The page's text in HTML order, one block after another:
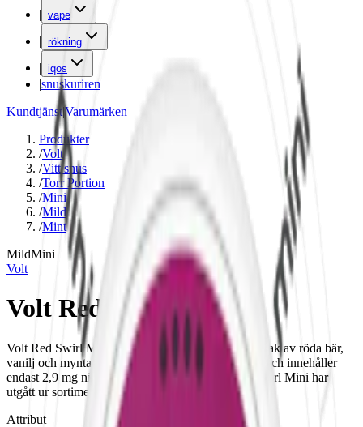
| vape
| rökning
| iqos
|snuskuriren
Kundtjänst|Varumärken
Produkter
/Volt
/Vitt snus
/Torr Portion
/Mini
/Mild
/Mint
MildMini
Volt
Volt Red Swirl Mini
Volt Red Swirl Mini är ett mildare vitt snus med smak av röda bär,
vanilj och mynta. Portionerna har en torrare utsida och innehåller
endast 2,9 mg nikotin per prilla. OBS! Volt Red Swirl Mini har
utgått ur sortimentet. Se alternativ från Zyn här
Attribut